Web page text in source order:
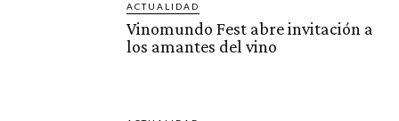
ACTUALIDAD
Vinomundo Fest abre invitación a
los amantes del vino